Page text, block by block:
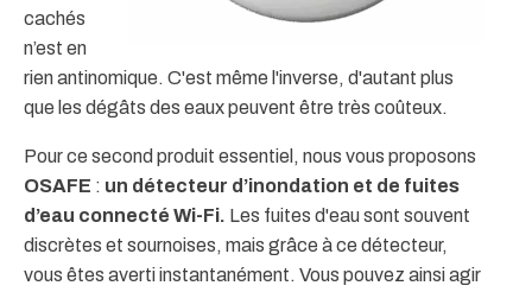
cachés
n’est en
rien antinomique. C'est même l'inverse, d'autant plus
que les dégâts des eaux peuvent être très coûteux.
Pour ce second produit essentiel, nous vous proposons
OSAFE : un détecteur d’inondation et de fuites
d’eau connecté Wi-Fi. Les fuites d'eau sont souvent
discrètes et sournoises, mais grâce à ce détecteur,
vous êtes averti instantanément. Vous pouvez ainsi agir